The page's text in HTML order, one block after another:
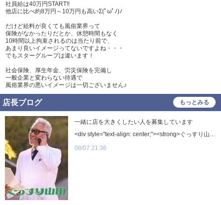
社員給は40万円START!!
他店に比べ約8万円～10万円も高いΣ(ﾟωﾟﾉ)ﾉ
だけど給料が良くても風俗業界って
保険がなかったりだとか、休憩時間もなく
10時間以上拘束されるのは当たり前で、
あまり良いイメージってないですよね・・・
でもスターグループは違います！
社会保険、厚生年金、労災保険を完備し
一般企業と変わらない待遇で
風俗業界の悪いイメージは一切ございません♪
店長ブログ もっとみる
一緒に店を大きくしたい人を募集しています
<div style="text-align: center;"><strong>ぐっすり山田は<br />まだまだ成長途中のブランドです。<br /><br />全国7店舗ですが<br />ここからさらに拡大します。<br /><br />山田社長の目標は<br /><br /><span style="color:#ff00cc;">極楽睡眠を全国に広げること。</span><br /><br />ただの仕事ではなくブランドを作る仕事<br /><br />になります。<br /><br />この店には<br /><br />・成長できる環境<br />・挑戦できる環境<br />・チャンス<br /><br />があります。<br /><br />未経験でも大丈夫です。<br /><br />大事なのは<br /><br />「一緒に店を大きくしたい」<br /><br />その気持ちです。<br /><br />ぐっすり山田は<br />全国を寝かせるブランドを目指しています。<br /><br />その仲間を<br />募集しています。</strong></div><div style="text-align: center;">&nbsp;</div><div style="text-align: center;"><br /><br /><span style="font-size:large;"><a href="http://works.do/R/ti/p/star.group@star1" style="margin: 0px; padding: 0px; color: rgb(0, 94, 235); font-family: &quot;ヒラギノ角ゴ Pro W3&quot;, &quot;Hiragino Kaku Gothic Pro&quot;, メイリオ, Meiryo, Osaka, &quot;ＭＳ Ｐゴシック&quot;, &quot;MS PGothic&quot;, sans-serif; text-align: center;" target="_blank" title=""><img alt="" src="https://livedoor.blogimg.jp/katsueb/imgs/9/7/97a4d742-s.jpg" style="margin: 0px; padding: 0px; font-size: inherit; max-width: 100%; height: auto; vertical-align: top; border: none; transition-duration: 0.2s; transition-timing-function: ease-in-out;" /></a></span><a href="http://tel:0120956370/" style="margin: 0px; padding: 0px; color: rgb(0, 94, 235); text-decoration-line: none; font-family: &quot;ヒラギノ角ゴ Pro W3&quot;, &quot;Hiragino Kaku Gothic Pro&quot;, メイリオ, Meiryo, Osaka, &quot;ＭＳ Ｐゴシック&quot;, &quot;MS PGothic&quot;, sans-serif; text-align: center;" target="_blank" title="tel:0120956370"><img alt="" src="https://livedoor.blogimg.jp/katsueb/imgs/3/2/3266fb54-s.jpg" style="margin: 0px; padding: 0px; font-size: inherit; max-width: 100%; height: auto; vertical-align: top; border: none;" /></a></div>
08/07 21:36